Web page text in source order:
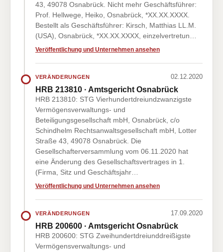
43, 49078 Osnabrück. Nicht mehr Geschäftsführer:
Prof. Hellwege, Heiko, Osnabrück, *XX.XX.XXXX.
Bestellt als Geschäftsführer: Kirsch, Matthias LL.M.
(USA), Osnabrück, *XX.XX.XXXX, einzelvertretun…
Veröffentlichung und Unternehmen ansehen
VERÄNDERUNGEN 02.12.2020
HRB 213810 · Amtsgericht Osnabrück
HRB 213810: STG Vierhundertdreiundzwanzigste
Vermögensverwaltungs- und
Beteiligungsgesellschaft mbH, Osnabrück, c/o
Schindhelm Rechtsanwaltsgesellschaft mbH, Lotter
Straße 43, 49078 Osnabrück. Die
Gesellschafterversammlung vom 06.11.2020 hat
eine Änderung des Gesellschaftsvertrages in 1.
(Firma, Sitz und Geschäftsjahr…
Veröffentlichung und Unternehmen ansehen
VERÄNDERUNGEN 17.09.2020
HRB 200600 · Amtsgericht Osnabrück
HRB 200600: STG Zweihundertdreiunddreißigste
Vermögensverwaltungs- und